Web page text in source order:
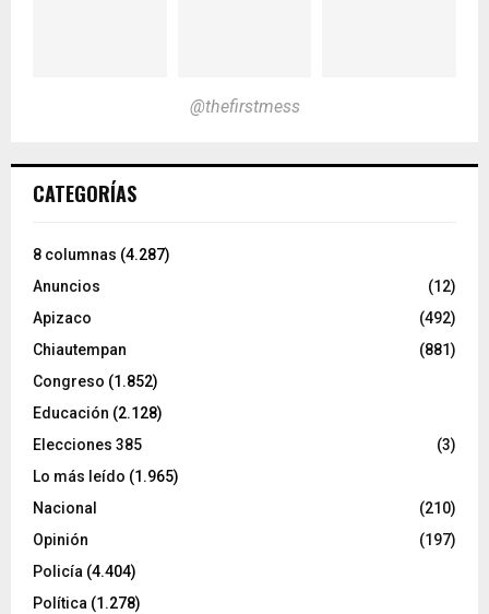
@thefirstmess
CATEGORÍAS
8 columnas (4.287)
Anuncios
(12)
Apizaco
(492)
Chiautempan
(881)
Congreso (1.852)
Educación (2.128)
Elecciones 385
(3)
Lo más leído (1.965)
Nacional
(210)
Opinión
(197)
Policía (4.404)
Política (1.278)